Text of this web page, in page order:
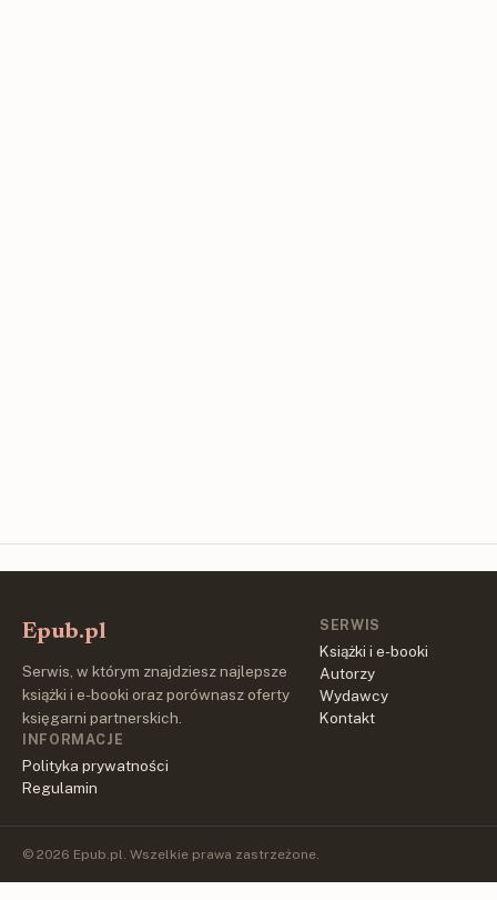
Epub.pl
Serwis, w którym znajdziesz najlepsze
książki i e-booki oraz porównasz oferty
księgarni partnerskich.
SERWIS
Książki i e-booki
Autorzy
Wydawcy
Kontakt
INFORMACJE
Polityka prywatności
Regulamin
© 2026 Epub.pl. Wszelkie prawa zastrzeżone.